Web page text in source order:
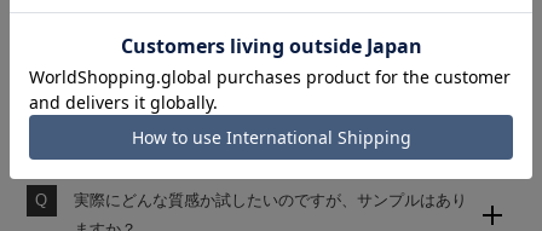
気になるシール壁紙の
Q&Aにお答えします
実際にどんな質感か試したいのですが、サンプルはあり